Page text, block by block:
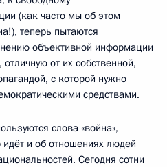
(как часто мы об этом
теперь пытаются
объективной информации
от их собственной,
с которой нужно
средствами.
слова «война»,
идёт и об отношениях людей
Сегодня сотни